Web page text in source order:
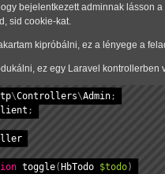
bejelentkezett adminnak lásson
sid cookie-kat.
kipróbálni, ez a lényege a
ez egy Laravel kontrollerben
\Controllers\Admin;
;
toggle( HbTodo $todo)